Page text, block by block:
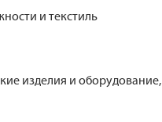
и текстиль
изделия и оборудование,